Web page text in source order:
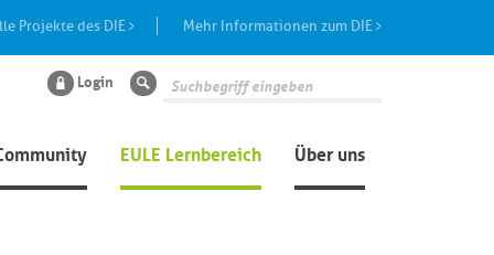
Projekte des DIE Mehr Informationen zum DIE
EULE Lernbereich Über uns
Login Suche